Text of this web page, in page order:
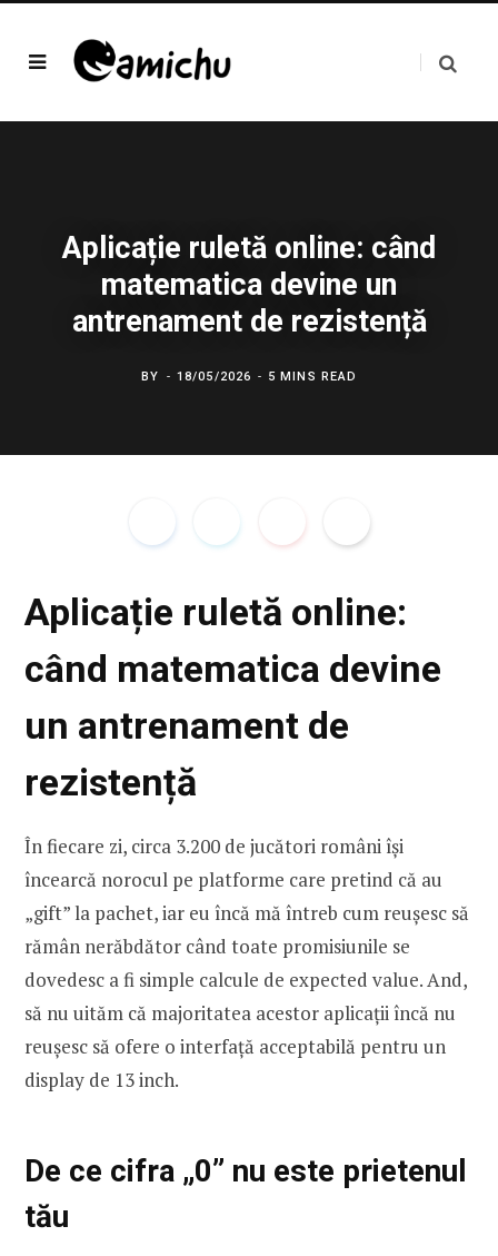
Aplicație ruletă online: când
matematica devine un
antrenament de rezistență
BY 18/05/2026 5 MINS READ
Aplicație ruletă online:
când matematica devine
un antrenament de
rezistență
În fiecare zi, circa 3.200 de jucători români își
încearcă norocul pe platforme care pretind că au
„gift” la pachet, iar eu încă mă întreb cum reușesc să
rămân nerăbdător când toate promisiunile se
dovedesc a fi simple calcule de expected value. And,
să nu uităm că majoritatea acestor aplicații încă nu
reușesc să ofere o interfață acceptabilă pentru un
display de 13 inch.
De ce cifra „0” nu este prietenul
tău